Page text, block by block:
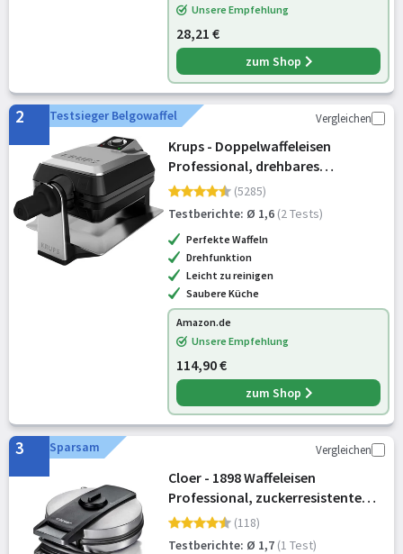
Unsere Empfehlung
28,21 €
zum Shop
2 Testsieger Belgowaffel Vergleichen
Krups - Doppelwaffeleisen
Professional, drehbares
Waffeleisen für 2 belgische Waffeln,
knusprig & gleichmäßig backen, 7
Bräunungsstufen und
Antihaftbeschichtu
(5285)
Testberichte: Ø 1,6 (2 Tests)
Perfekte Waffeln
Drehfunktion
Leicht zu reinigen
Saubere Küche
Amazon.de
Unsere Empfehlung
114,90 €
zum Shop
3 Sparsam Vergleichen
Cloer - 1898 Waffeleisen
Professional, zuckerresistente
Doppelbeschichtung, für
gewerblichen Betrieb geeignet,
(118)
Testberichte: Ø 1,7 (1 Test)